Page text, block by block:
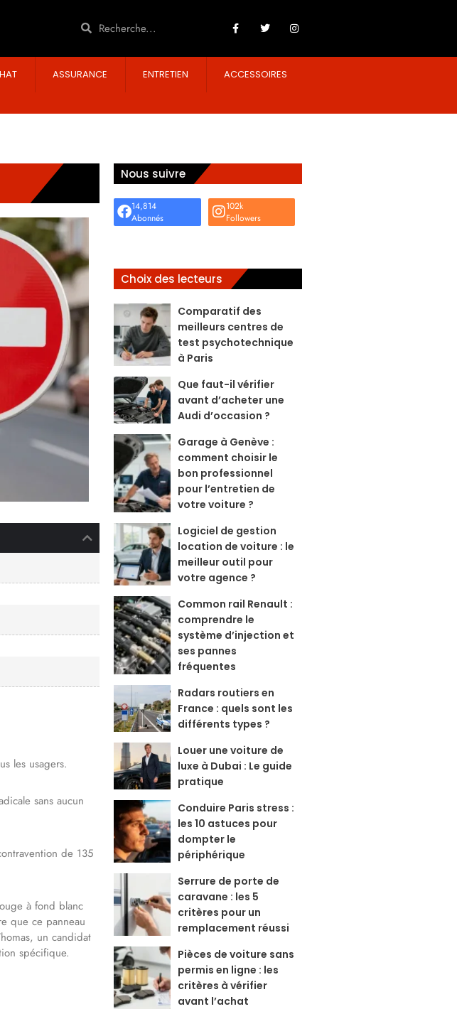
ASSURANCE ENTRETIEN ACCESSOIRES
les usagers.
sans aucun
de 135
à fond blanc
que ce panneau
un candidat
spécifique.
Nous suivre
14,814
Abonnés
102k
Followers
Choix des lecteurs
Comparatif des
meilleurs centres de
test psychotechnique
à Paris
Que faut-il vérifier
avant d’acheter une
Audi d’occasion ?
Garage à Genève :
comment choisir le
bon professionnel
pour l’entretien de
votre voiture ?
Logiciel de gestion
location de voiture : le
meilleur outil pour
votre agence ?
Common rail Renault :
comprendre le
système d’injection et
ses pannes
fréquentes
Radars routiers en
France : quels sont les
différents types ?
Louer une voiture de
luxe à Dubai : Le guide
pratique
Conduire Paris stress :
les 10 astuces pour
dompter le
périphérique
Serrure de porte de
caravane : les 5
critères pour un
remplacement réussi
Pièces de voiture sans
permis en ligne : les
critères à vérifier
avant l’achat